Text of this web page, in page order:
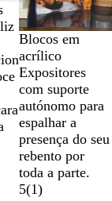
Blocos em
acrílico
Expositores
com suporte
autónomo para
espalhar a
presença do seu
rebento por
toda a parte.
5(1)